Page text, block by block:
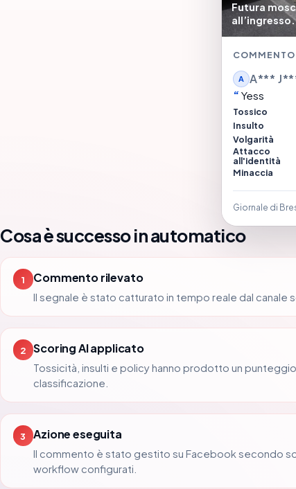
Futura
A A***
Yess
Tossico
Insulto
Volgarità
Attacco
all'identità
Minaccia
Giornale di
Cosa è successo in automatico
1 Commento rilevato
Il segnale è stato catturato in tempo reale dal canale
2 Scoring AI applicato
Tossicità, insulti e policy hanno prodotto un
classificazione.
3 Azione eseguita
Il commento è stato gestito su Facebook secondo
workflow configurati.